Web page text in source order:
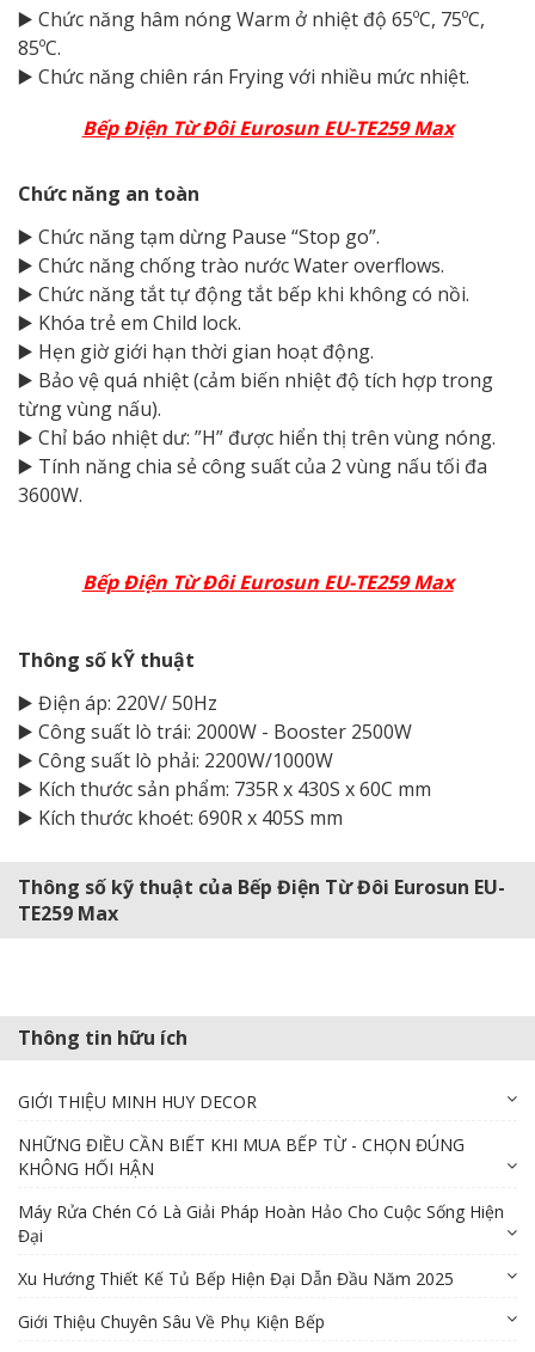
▶️ Chức năng hâm nóng Warm ở nhiệt độ 65ºC, 75ºC,
85ºC.
▶️ Chức năng chiên rán Frying với nhiều mức nhiệt.
Bếp Điện Từ Đôi Eurosun EU-TE259 Max
Chức năng an toàn
▶️ Chức năng tạm dừng Pause “Stop go”.
▶️ Chức năng chống trào nước Water overflows.
▶️ Chức năng tắt tự động tắt bếp khi không có nồi.
▶️ Khóa trẻ em Child lock.
▶️ Hẹn giờ giới hạn thời gian hoạt động.
▶️ Bảo vệ quá nhiệt (cảm biến nhiệt độ tích hợp trong
từng vùng nấu).
▶️ Chỉ báo nhiệt dư: ”H” được hiển thị trên vùng nóng.
▶️ Tính năng chia sẻ công suất của 2 vùng nấu tối đa
3600W.
Bếp Điện Từ Đôi Eurosun EU-TE259 Max
Thông số kỸ thuật
▶️ Điện áp: 220V/ 50Hz
▶️ Công suất lò trái: 2000W - Booster 2500W
▶️ Công suất lò phải: 2200W/1000W
▶️ Kích thước sản phẩm: 735R x 430S x 60C mm
▶️ Kích thước khoét: 690R x 405S mm
Thông số kỹ thuật của Bếp Điện Từ Đôi Eurosun EU-
TE259 Max
Thông tin hữu ích
GIỚI THIỆU MINH HUY DECOR
NHỮNG ĐIỀU CẦN BIẾT KHI MUA BẾP TỪ - CHỌN ĐÚNG
KHÔNG HỐI HẬN
Máy Rửa Chén Có Là Giải Pháp Hoàn Hảo Cho Cuộc Sống Hiện
Đại
Xu Hướng Thiết Kế Tủ Bếp Hiện Đại Dẫn Đầu Năm 2025
Giới Thiệu Chuyên Sâu Về Phụ Kiện Bếp